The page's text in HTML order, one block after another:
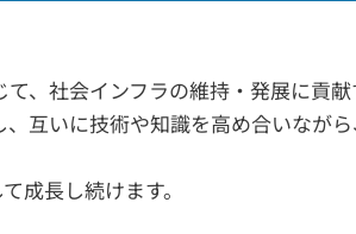
、社会インフラの維持・発展に貢献
互いに技術や知識を高め合いなが
成長し続けます。